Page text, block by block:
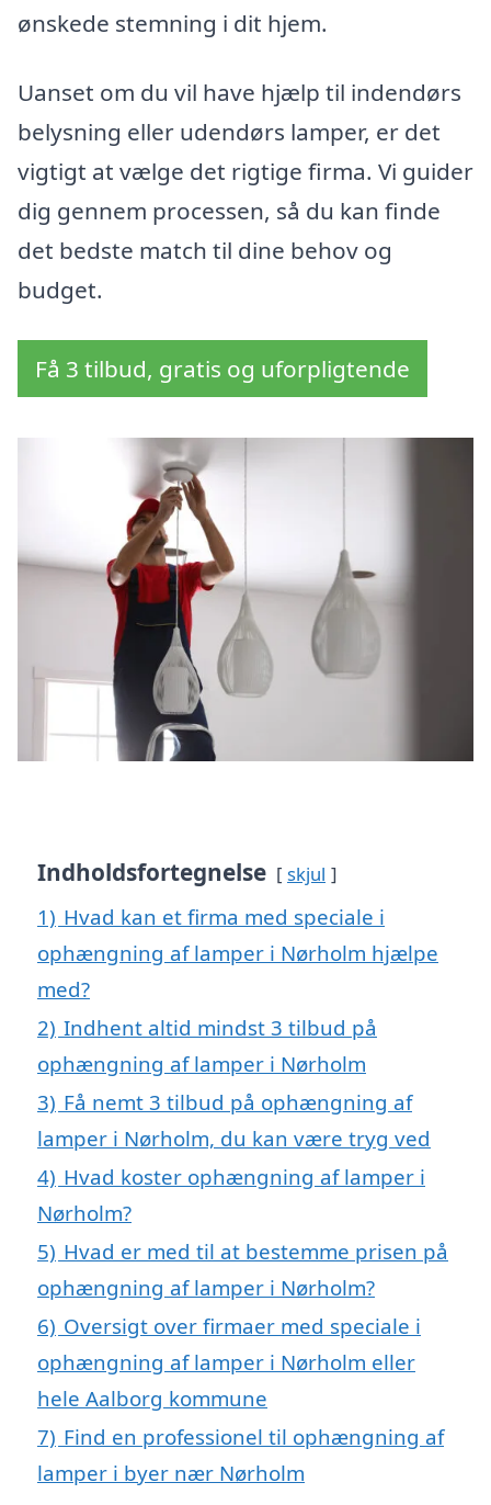
ønskede stemning i dit hjem.
Uanset om du vil have hjælp til indendørs
belysning eller udendørs lamper, er det
vigtigt at vælge det rigtige firma. Vi guider
dig gennem processen, så du kan finde
det bedste match til dine behov og
budget.
Få 3 tilbud, gratis og uforpligtende
Indholdsfortegnelse skjul
1) Hvad kan et firma med speciale i
ophængning af lamper i Nørholm hjælpe
med?
2) Indhent altid mindst 3 tilbud på
ophængning af lamper i Nørholm
3) Få nemt 3 tilbud på ophængning af
lamper i Nørholm, du kan være tryg ved
4) Hvad koster ophængning af lamper i
Nørholm?
5) Hvad er med til at bestemme prisen på
ophængning af lamper i Nørholm?
6) Oversigt over firmaer med speciale i
ophængning af lamper i Nørholm eller
hele Aalborg kommune
7) Find en professionel til ophængning af
lamper i byer nær Nørholm